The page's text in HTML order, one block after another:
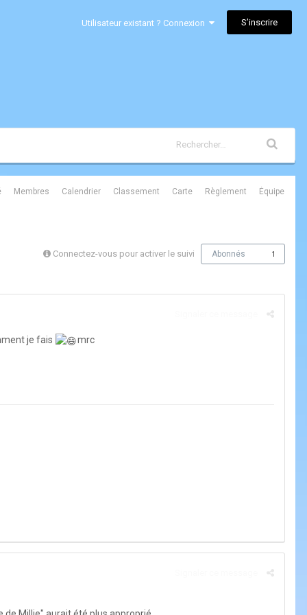
Utilisateur existant ? Connexion S’inscrire
Membres Calendrier Classement Carte Règlement Équipe
Connectez-vous pour activer le suivi Abonnés 1
je fais mrc